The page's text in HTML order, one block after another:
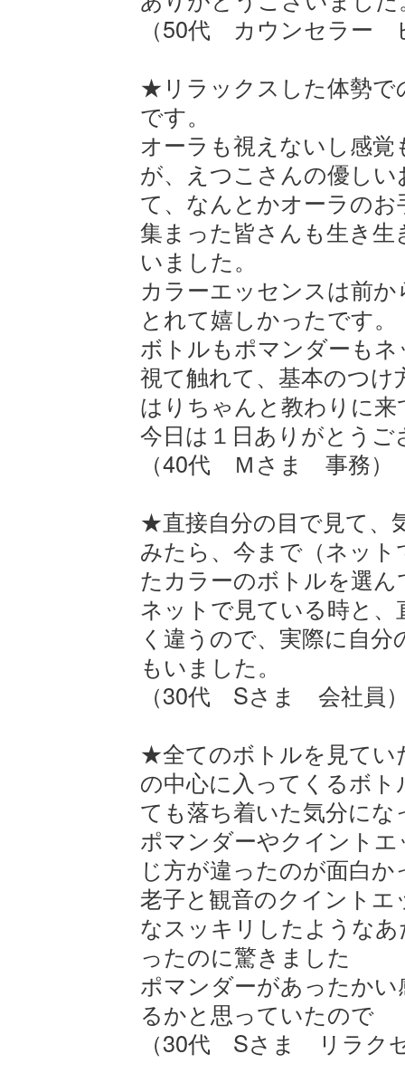
（50代 カウンセラー
★リラックスした体勢で
です。
オーラも視えないし感
が、えつこさんの優し
て、なんとかオーラの
集まった皆さんも生き
いました。
カラーエッセンスは前
とれて嬉しかったです。
ボトルもポマンダーも
視て触れて、基本のつ
はりちゃんと教わりに
今日は１日ありがとうご
（40代 Ｍさま 事務）
★直接自分の目で見て、
みたら、今まで（ネッ
たカラーのボトルを選
ネットで見ている時と
く違うので、実際に自
もいました。
（30代 Sさま 会社員
★全てのボトルを見てい
の中心に入ってくるボ
ても落ち着いた気分に
ポマンダーやクイント
じ方が違ったのが面白
老子と観音のクイント
なスッキリしたような
ったのに驚きました
ポマンダーがあったか
るかと思っていたので
（30代 Sさま リラク